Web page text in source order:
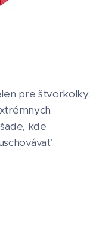
pre štvorkolky.
kde